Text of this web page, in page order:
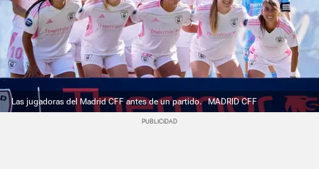
Las jugadoras del Madrid CFF antes de un partido. MADRID CFF